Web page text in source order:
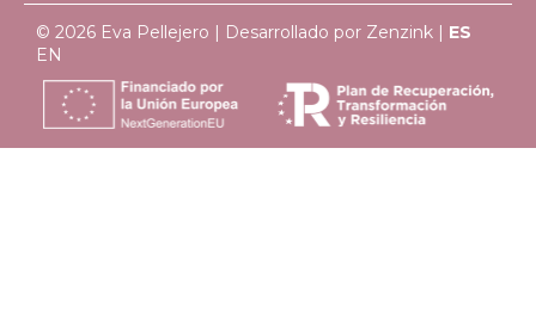
© 2026 Eva Pellejero | Desarrollado por Zenzink
ES
EN